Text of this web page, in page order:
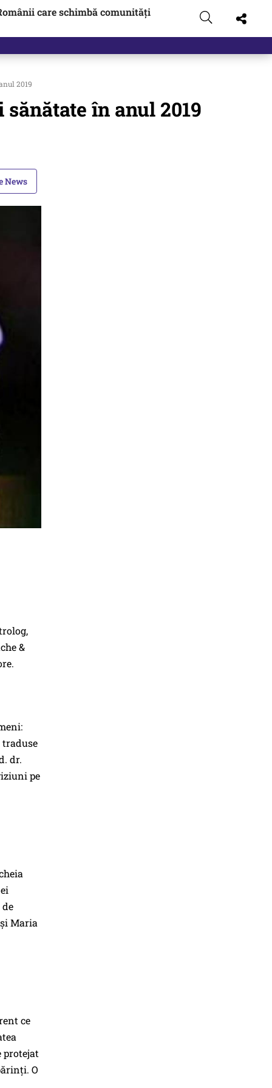
care schimbă comunități
2019
în anul 2019
News
&
traduse
dr.
pe
Maria
ce
protejat
O